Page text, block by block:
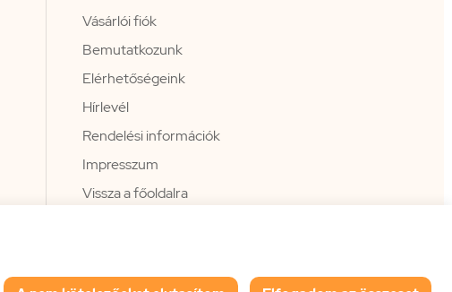
Vásárlói fiók
Bemutatkozunk
Elérhetőségeink
Hírlevél
Rendelési információk
Impresszum
Vissza a főoldalra